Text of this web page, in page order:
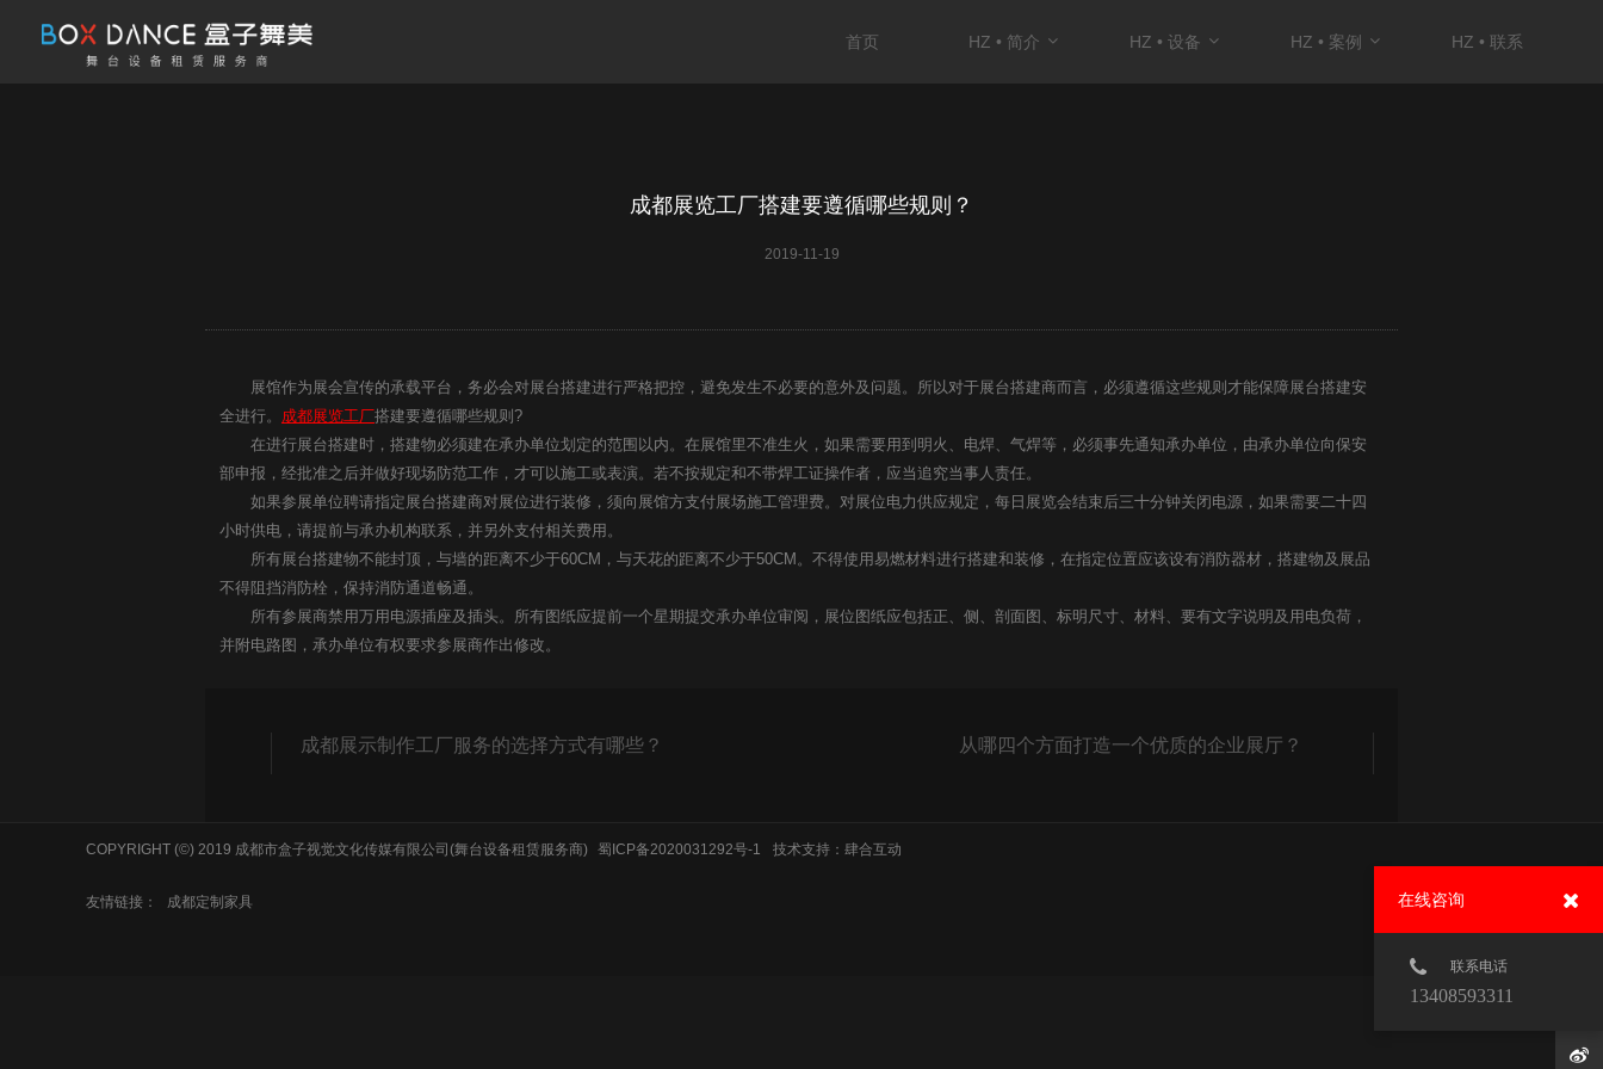
首页 HZ • 简介 HZ • 设备 HZ • 案例 HZ • 联系
成都展览工厂搭建要遵循哪些规则？
2019-11-19
展馆作为展会宣传的承载平台，务必会对展台搭建进行严格把控，避免发生不必要的意外及问题。所以对于展台搭建商而言，必须遵循这些规则才能保障展台搭建安
全进行。 成都展览工厂搭建要遵循哪些规则?
在进行展台搭建时，搭建物必须建在承办单位划定的范围以内。在展馆里不准生火，如果需要用到明火、电焊、气焊等，必须事先通知承办单位，由承办单位向保安
部申报，经批准之后并做好现场防范工作，才可以施工或表演。若不按规定和不带焊工证操作者，应当追究当事人责任。
如果参展单位聘请指定展台搭建商对展位进行装修，须向展馆方支付展场施工管理费。对展位电力供应规定，每日展览会结束后三十分钟关闭电源，如果需要二十四
小时供电，请提前与承办机构联系，并另外支付相关费用。
所有展台搭建物不能封顶，与墙的距离不少于60CM，与天花的距离不少于50CM。不得使用易燃材料进行搭建和装修，在指定位置应该设有消防器材，搭建物及展品
不得阻挡消防栓，保持消防通道畅通。
所有参展商禁用万用电源插座及插头。所有图纸应提前一个星期提交承办单位审阅，展位图纸应包括正、侧、剖面图、标明尺寸、材料、要有文字说明及用电负荷，
并附电路图，承办单位有权要求参展商作出修改。
成都展示制作工厂服务的选择方式有哪些？ 从哪四个方面打造一个优质的企业展厅？
COPYRIGHT (©) 2019 成都市盒子视觉文化传媒有限公司(舞台设备租赁服务商) 蜀ICP备2020031292号-1 技术支持：肆合互动
友情链接： 成都定制家具 在线咨询
联系电话
13408593311